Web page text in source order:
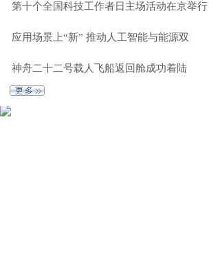
第十个全国科技工作者日主场活动在京举行
应用场景上“新” 推动人工智能与能源双
神舟二十二号载人飞船返回舱成功着陆